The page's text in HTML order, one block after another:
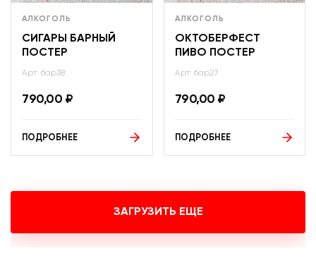
АЛКОГОЛЬ
СИГАРЫ БАРНЫЙ
ПОСТЕР
Арт: бар38
790,00 ₽
ПОДРОБНЕЕ
АЛКОГОЛЬ
ОКТОБЕРФЕСТ
ПИВО ПОСТЕР
Арт: бар27
790,00 ₽
ПОДРОБНЕЕ
ЗАГРУЗИТЬ ЕЩЕ